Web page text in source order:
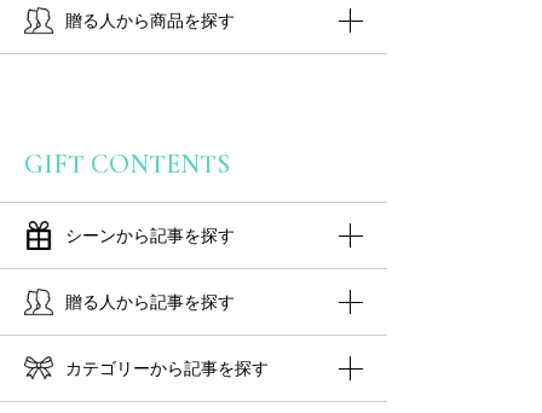
贈る人から商品を探す
GIFT CONTENTS
シーンから記事を探す
贈る人から記事を探す
カテゴリーから記事を探す